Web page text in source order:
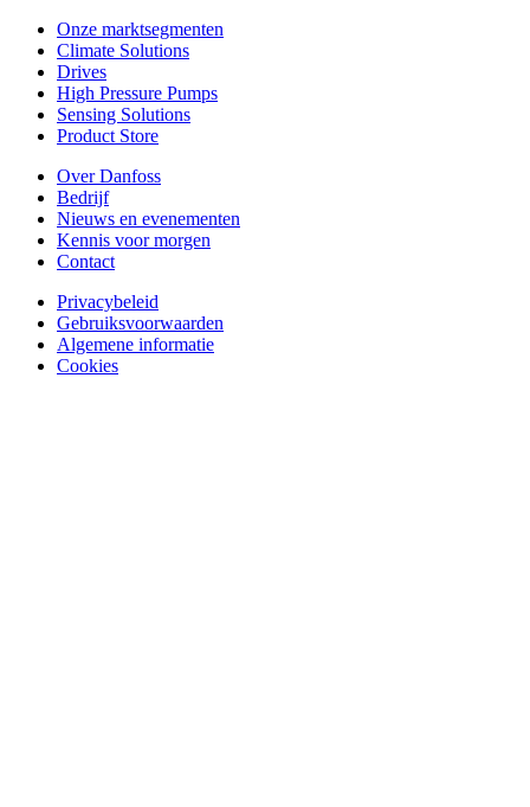
Onze marktsegmenten
Climate Solutions
Drives
High Pressure Pumps
Sensing Solutions
Product Store
Over Danfoss
Bedrijf
Nieuws en evenementen
Kennis voor morgen
Contact
Privacybeleid
Gebruiksvoorwaarden
Algemene informatie
Cookies